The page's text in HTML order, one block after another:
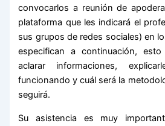
convocarlos a reunión de
plataforma que les indicará el
sus grupos de redes sociales) en
especifican a continuación,
aclarar informaciones,
funcionando y cuál será la
seguirá.
Su asistencia es muy